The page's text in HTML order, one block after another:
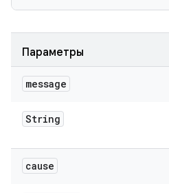
Параметры
message
String
cause